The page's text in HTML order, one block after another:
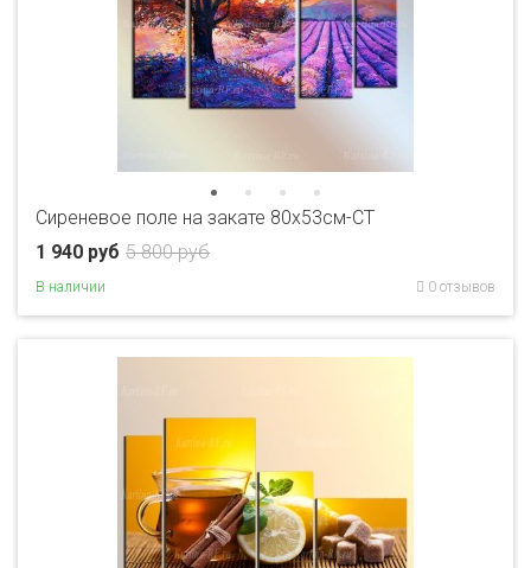
Сиреневое поле на закате 80x53см-CT
5 800 руб
1 940 руб
В наличии 0 отзывов